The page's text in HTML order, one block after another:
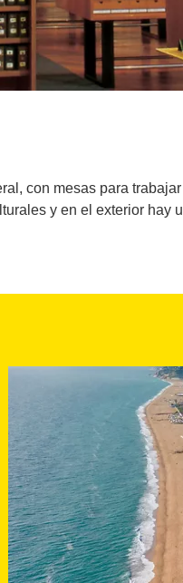
con mesas para
y en el exterior hay